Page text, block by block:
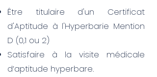
Être titulaire d'un Certificat
d'Aptitude à l'Hyperbarie Mention
D (0,1 ou 2)
Satisfaire à la visite médicale
d’aptitude hyperbare.